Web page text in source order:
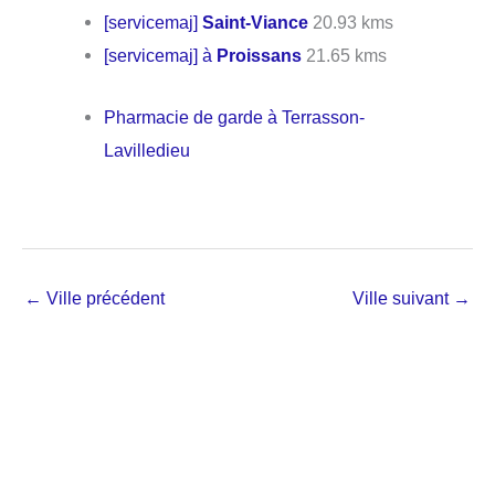
[servicemaj]Saint-Viance 20.93 kms
[servicemaj] à Proissans 21.65 kms
Pharmacie de garde à Terrasson-
Lavilledieu
← Ville précédent Ville suivant →